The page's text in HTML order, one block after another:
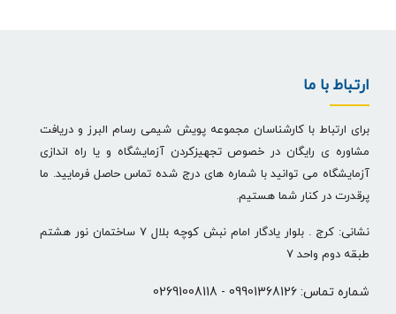
ارتباط با ما
برای ارتباط با کارشناسان مجموعه پویش شیمی رسام البرز و دریافت
مشاوره ی رایگان در خصوص تجهیزکردن آزمایشگاه و یا راه اندازی
آزمایشگاه می توانید با شماره های درج شده تماس حاصل فرمایید. ما
پرقدرت در کنار شما هستیم.
نشانی: کرج . بلوار یادگار امام نبش کوچه بلال 7 ساختمان نور هشتم
طبقه دوم واحد 7
شماره تماس: 09901368126
-
02691008118